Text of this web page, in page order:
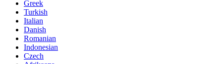
Greek
Turkish
Italian
Danish
Romanian
Indonesian
Czech